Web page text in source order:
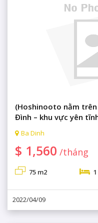
(Hoshinooto nằm
Đình – khu vực yên
phòng gym.
Ba Dinh
$ 1,560 /tháng
75 m2
2022/04/09